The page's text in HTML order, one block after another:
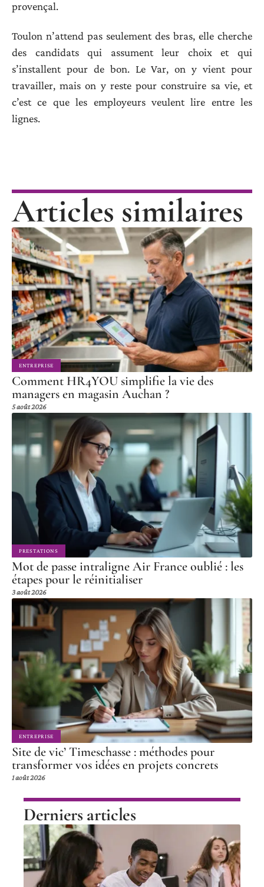
provençal.
Toulon n’attend pas seulement des bras, elle cherche
des candidats qui assument leur choix et qui
s’installent pour de bon. Le Var, on y vient pour
travailler, mais on y reste pour construire sa vie, et
c’est ce que les employeurs veulent lire entre les
lignes.
Articles similaires
ENTREPRISE
Comment HR4YOU simplifie la vie des
managers en magasin Auchan ?
5 août 2026
PRESTATIONS
Mot de passe intraligne Air France oublié : les
étapes pour le réinitialiser
3 août 2026
ENTREPRISE
Site de vic’ Timeschasse : méthodes pour
transformer vos idées en projets concrets
1 août 2026
Derniers articles